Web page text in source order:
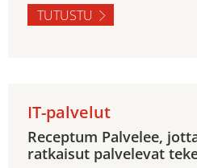
TUTUSTU
IT-palvelut
Receptum Palvelee,
ratkaisut palvelevat